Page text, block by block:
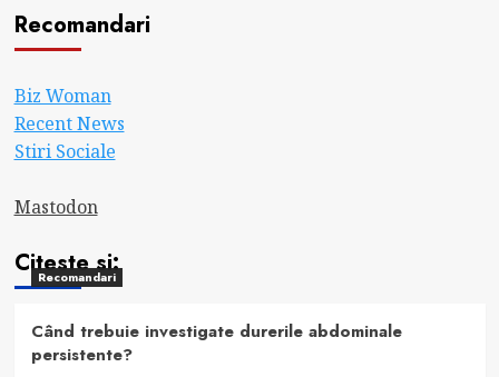
Recomandari
Biz Woman
Recent News
Stiri Sociale
Mastodon
Citeste si:
Recomandari
Când trebuie investigate durerile abdominale
persistente?